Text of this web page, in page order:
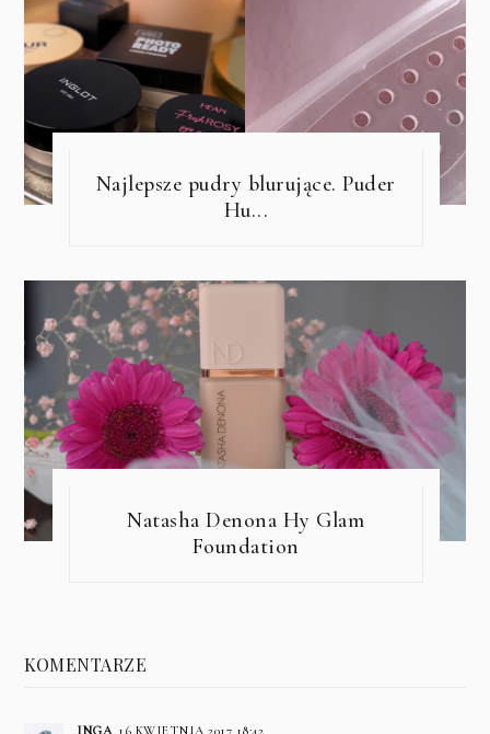
Najlepsze pudry blurujące. Puder
Hu...
Natasha Denona Hy Glam
Foundation
KOMENTARZE
INGA 16 KWIETNIA 2017 18:42